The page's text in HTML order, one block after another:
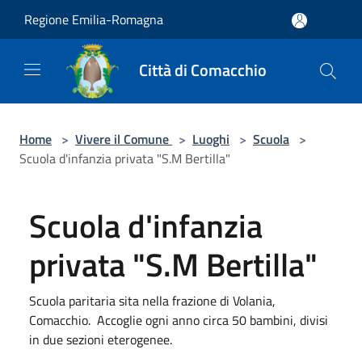
Regione Emilia-Romagna
Città di Comacchio
Home > Vivere il Comune > Luoghi > Scuola >
Scuola d'infanzia privata "S.M Bertilla"
Scuola d'infanzia
privata "S.M Bertilla"
Scuola paritaria sita nella frazione di Volania,
Comacchio. Accoglie ogni anno circa 50 bambini, divisi
in due sezioni eterogenee.